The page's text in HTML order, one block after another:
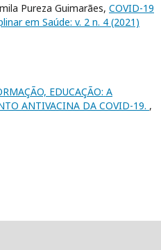
Pureza Guimarães, COVID-19
em Saúde: v. 2 n. 4 (2021)
EDUCAÇÃO: A
ANTIVACINA DA COVID-19. ,